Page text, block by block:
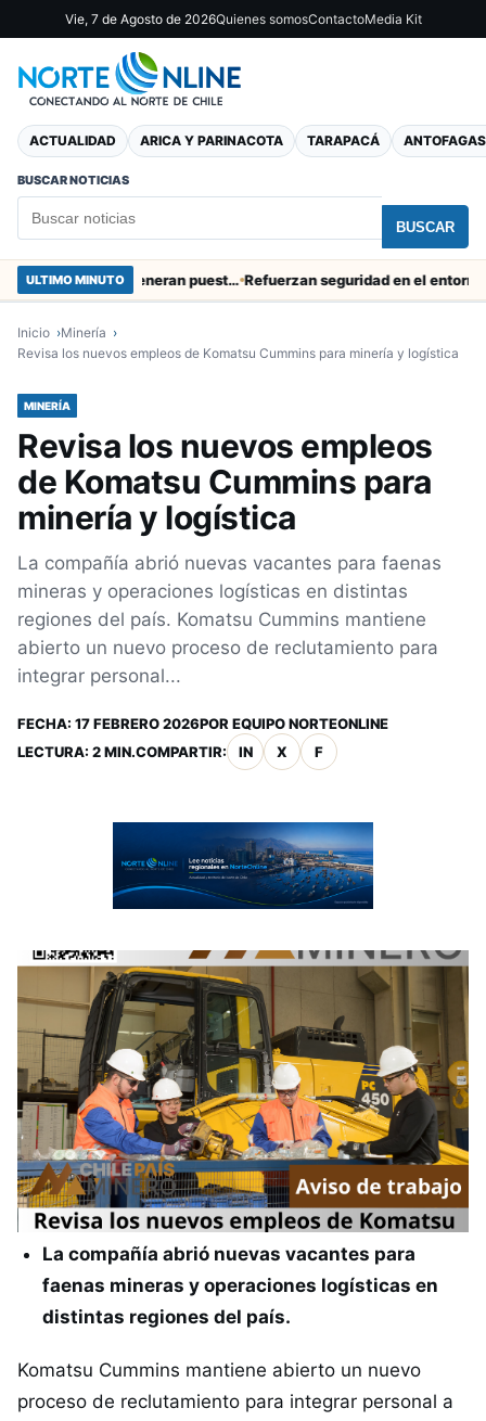
Vie, 7 de Agosto de 2026Quienes somosContactoMedia Kit
ACTUALIDAD ARICA Y PARINACOTA TARAPACÁ
BUSCAR NOTICIAS
BUSCAR
ULTIMO MINUTO Obras de Aguas del Altiplano en Arica generan puestos de trabajo Refuerzan seguridad en el entorno
Inicio
Minería
Revisa los nuevos empleos de Komatsu Cummins para minería y logística
MINERÍA
Revisa los nuevos empleos
de Komatsu Cummins para
minería y logística
La compañía abrió nuevas vacantes para faenas
mineras y operaciones logísticas en distintas
regiones del país. Komatsu Cummins mantiene
abierto un nuevo proceso de reclutamiento para
integrar personal...
FECHA: 17 FEBRERO 2026POR EQUIPO NORTEONLINE
LECTURA: 2 MIN.COMPARTIR: IN X F
La compañía abrió nuevas vacantes para
faenas mineras y operaciones logísticas en
distintas regiones del país.
Komatsu Cummins mantiene abierto un nuevo
proceso de reclutamiento para integrar personal a